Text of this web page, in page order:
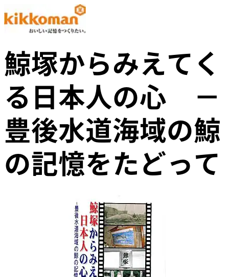
鯨塚からみえてく
る日本人の心 －
豊後水道海域の鯨
の記憶をたどって